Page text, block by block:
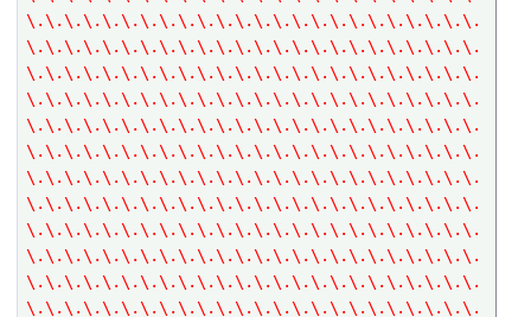
\.\.\.\.\.\.\.\.\.\.\.\.\.\.\.\.\.\.\.\.\.\.\.\.
\.\.\.\.\.\.\.\.\.\.\.\.\.\.\.\.\.\.\.\.\.\.\.\.
\.\.\.\.\.\.\.\.\.\.\.\.\.\.\.\.\.\.\.\.\.\.\.\.
\.\.\.\.\.\.\.\.\.\.\.\.\.\.\.\.\.\.\.\.\.\.\.\.
\.\.\.\.\.\.\.\.\.\.\.\.\.\.\.\.\.\.\.\.\.\.\.\.
\.\.\.\.\.\.\.\.\.\.\.\.\.\.\.\.\.\.\.\.\.\.\.\.
\.\.\.\.\.\.\.\.\.\.\.\.\.\.\.\.\.\.\.\.\.\.\.\.
\.\.\.\.\.\.\.\.\.\.\.\.\.\.\.\.\.\.\.\.\.\.\.\.
\.\.\.\.\.\.\.\.\.\.\.\.\.\.\.\.\.\.\.\.\.\.\.\.
\.\.\.\.\.\.\.\.\.\.\.\.\.\.\.\.\.\.\.\.\.\.\.\.
\.\.\.\.\.\.\.\.\.\.\.\.\.\.\.\.\.\.\.\.\.\.\.\.
\.\.\.\.\.\.\.\.\.\.\.\.\.\.\.\.\.\.\.\.\.\.\.\.